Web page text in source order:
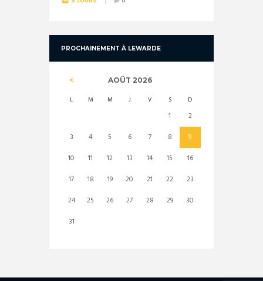
PROCHAINEMENT À LEWARDE
AOÛT 2026
L M M J V S D
1
2
3
4 5 6 7 8
9
10
11 12 13 14 15
16
17
18 19 20 21 22
23
24
25 26 27 28 29
30
31